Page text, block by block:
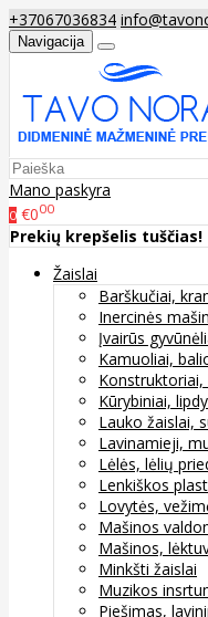
+37067036834
Navigacija
Mano paskyra
0 €000
Prekių krepšelis tuščias!
Žaislai
Barškučiai,
Inercinės
Įvairūs
Kamuoliai,
Konstruktoriai,
Kūrybiniai,
Lauko žaislai,
Lavinamieji,
Lėlės, lėlių
Lenkiškos
Lovytės,
Mašinos
Mašinos,
Minkšti žaislai
Muzikos
Piešimas,